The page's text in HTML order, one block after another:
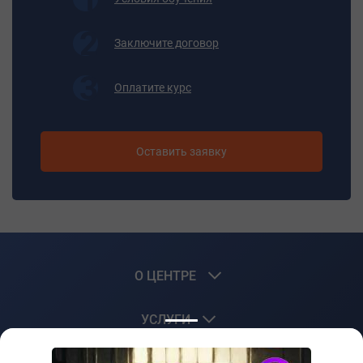
Квалификационный экзамен
Заключите договор
Оплатите курс
Оставить заявку
О ЦЕНТРЕ
УСЛУГИ